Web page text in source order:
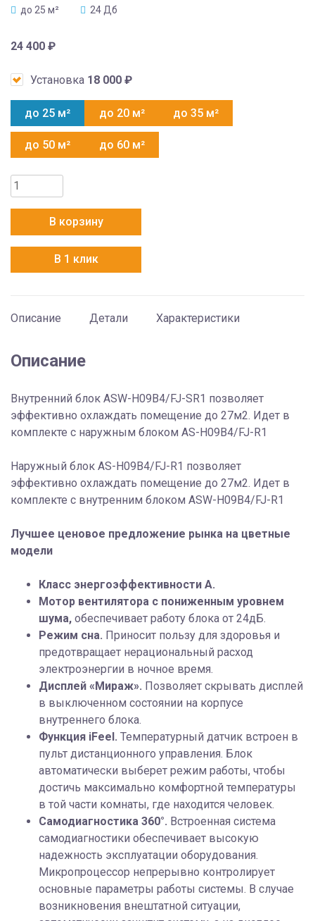
до 25 м² 24 Дб
24 400 ₽
Установка 18 000 ₽
до 25 м² до 20 м² до 35 м²
до 50 м² до 60 м²
Количество
товара
ASW-
H09B4/FJ-
H09B4/FJ-
В корзину
В 1 клик
Описание Детали Характеристики
Описание
Внутренний блок ASW-H09B4/FJ-SR1 позволяет
эффективно охлаждать помещение до 27м2. Идет в
комплекте с наружным блоком AS-H09B4/FJ-R1
Наружный блок AS-H09B4/FJ-R1 позволяет
эффективно охлаждать помещение до 27м2. Идет в
комплекте с внутренним блоком ASW-H09B4/FJ-R1
Лучшее ценовое предложение рынка на цветные
модели
Класс энергоэффективности A.
Мотор вентилятора с пониженным уровнем
шума, обеспечивает работу блока от 24дБ.
Режим сна. Приносит пользу для здоровья и
предотвращает нерациональный расход
электроэнергии в ночное время.
Дисплей «Мираж». Позволяет скрывать дисплей
в выключенном состоянии на корпусе
внутреннего блока.
Функция iFeel. Температурный датчик встроен в
пульт дистанционного управления. Блок
автоматически выберет режим работы, чтобы
достичь максимально комфортной температуры
в той части комнаты, где находится человек.
Cамодиагностика 360°. Встроенная система
самодиагностики обеспечивает высокую
надежность эксплуатации оборудования.
Микропроцессор непрерывно контролирует
основные параметры работы системы. В случае
возникновения внештатной ситуации,